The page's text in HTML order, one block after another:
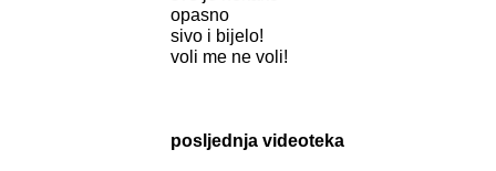
opasno
sivo i bijelo!
voli me ne voli!
posljednja videoteka